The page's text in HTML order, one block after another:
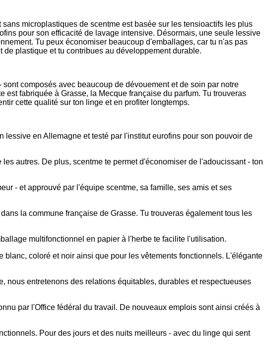
microplastiques de scentme est basée sur les tensioactifs les plus
pour son efficacité de lavage intensive. Désormais, une seule lessive
Tu peux économiser beaucoup d'emballages, car tu n'as pas
plastique et tu contribues au développement durable.
composés avec beaucoup de dévouement et de soin par notre
fabriquée à Grasse, la Mecque française du parfum. Tu trouveras
cette qualité sur ton linge et en profiter longtemps.
en Allemagne et testé par l'institut eurofins pour son pouvoir de
autres. De plus, scentme te permet d'économiser de l'adoucissant - ton
- et approuvé par l'équipe scentme, sa famille, ses amis et ses
la commune française de Grasse. Tu trouveras également tous les
multifonctionnel en papier à l'herbe te facilite l'utilisation.
coloré et noir ainsi que pour les vêtements fonctionnels. L'élégante
nous entretenons des relations équitables, durables et respectueuses
par l'Office fédéral du travail. De nouveaux emplois sont ainsi créés à
Pour des jours et des nuits meilleurs - avec du linge qui sent